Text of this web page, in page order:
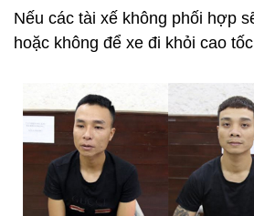
Nếu các tài xế không phối hợp
hoặc không để xe đi khỏi cao